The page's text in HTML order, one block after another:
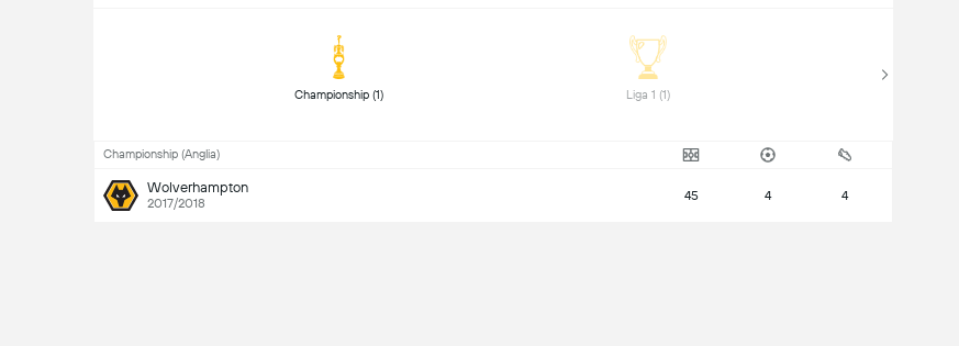
Championship (1) Liga 1 (1)
Championship (Anglia)
Wolverhampton
2017/2018 45 4 4